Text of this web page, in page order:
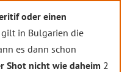
oder einen
in Bulgarien die
es dann schon
Shot nicht wie daheim 2